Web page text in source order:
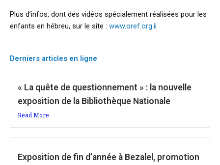
Plus d’infos, dont des vidéos spécialement réalisées pour les
enfants en hébreu, sur le site : www.oref.org.il
Derniers articles en ligne
« La quête de questionnement » : la nouvelle
exposition de la Bibliothèque Nationale
Read More
Exposition de fin d’année à Bezalel, promotion